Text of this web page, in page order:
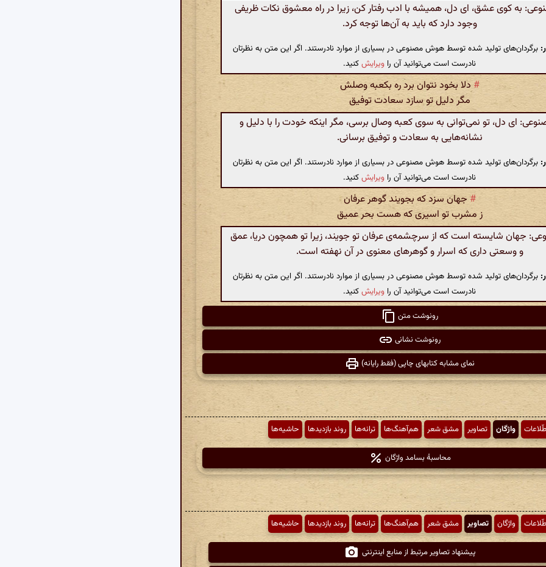
به کوی عشق، ای دل، همیشه با ادب رفتار کن، زیرا در راه معشوق نکات ظریفی
وجود دارد که باید به آن‌ها توجه کرد.
برگردان‌های تولید شده توسط هوش مصنوعی در بسیاری از موارد نادرستند. اگر این متن به نظرتان
نادرست است می‌توانید آن را ویرایشکنید.
# دلا بخود نتوان برد ره بکعبه وصلش
مگر دلیل تو سازد سعادت توفیق
ای دل، تو نمی‌توانی به سوی کعبه وصال برسی، مگر اینکه خودت را با دلیل و
نشانه‌هایی به سعادت و توفیق برسانی.
برگردان‌های تولید شده توسط هوش مصنوعی در بسیاری از موارد نادرستند. اگر این متن به نظرتان
نادرست است می‌توانید آن را ویرایشکنید.
#جهان سزد که بجویند گوهر عرفان
ز مشرب تو اسیری که هست بحر عمیق
جهان شایسته است که از سرچشمه‌ی عرفان تو جویند، زیرا تو همچون دریا، عمق
و وسعتی داری که اسرار و گوهرهای معنوی در آن نهفته است.
برگردان‌های تولید شده توسط هوش مصنوعی در بسیاری از موارد نادرستند. اگر این متن به نظرتان
نادرست است می‌توانید آن را ویرایشکنید.
رونوشت متن
رونوشت نشانی
نمای مشابه کتابهای چاپی (فقط رایانه)
واژگان تصاویر مشق شعر هم‌آهنگ‌ها ترانه‌ها روند بازدیدها حاشیه‌ها
محاسبهٔ بسامد واژگان
واژگان تصاویر مشق شعر هم‌آهنگ‌ها ترانه‌ها روند بازدیدها حاشیه‌ها
پیشنهاد تصاویر مرتبط از منابع اینترنتی